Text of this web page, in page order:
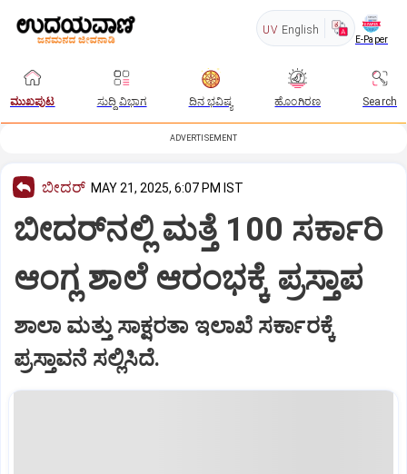
UV English
E-Paper
ಮುಖಪುಟ ಸುದ್ದಿ ವಿಭಾಗ ದಿನ ಭವಿಷ್ಯ ಹೊಂಗಿರಣ Search
ADVERTISEMENT
ಬೀದರ್ MAY 21, 2025, 6:07 PM IST
ಬೀದರ್‌ನಲ್ಲಿ ಮತ್ತೆ 100 ಸರ್ಕಾರಿ
ಆಂಗ್ಲ ಶಾಲೆ ಆರಂಭಕ್ಕೆ ಪ್ರಸ್ತಾಪ
ಶಾಲಾ ಮತ್ತು ಸಾಕ್ಷರತಾ ಇಲಾಖೆ ಸರ್ಕಾರಕ್ಕೆ
ಪ್ರಸ್ತಾವನೆ ಸಲ್ಲಿಸಿದೆ.